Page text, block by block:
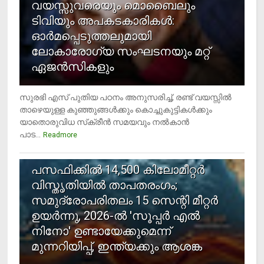
വയസ്സുവരെയും മൊബൈലും
ടിവിയും അപകടകാരികള്‍:
ഓര്‍മപ്പെടുത്തലുമായി
ലോകാരോഗ്യ സംഘടനയും മറ്റ്
ഏജന്‍സികളും
സുരഭി എസ് പുതിയ പഠനം അനുസരിച്ച്, രണ്ട് വയസ്സില്‍
താഴെയുള്ള കുഞ്ഞുങ്ങള്‍ക്കും കൊച്ചുകുട്ടികള്‍ക്കും
യാതൊരുവിധ സ്‌ക്രീന്‍ സമയവും നല്‍കാന്‍
പാട...
Readmore
പസഫിക്കില്‍ 14,500 കിലോമീറ്റര്‍
വിസ്തൃതിയില്‍ താപതരംഗം;
സമുദ്രോപരിതലം 15 സെന്റി മീറ്റര്‍
ഉയര്‍ന്നു, 2026-ല്‍ 'സൂപ്പര്‍ എല്‍
നിനോ' ഉണ്ടായേക്കുമെന്ന്
മുന്നറിയിപ്പ്, ഇന്ത്യക്കും ആശങ്ക